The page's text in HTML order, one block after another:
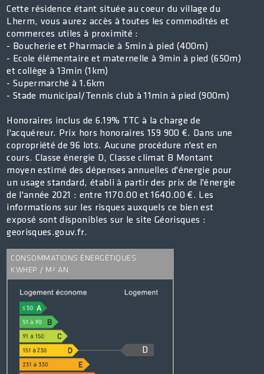
Cette résidence étant située au coeur du village du
Lherm, vous aurez accès à toutes les commodités et
commerces utiles à proximité :
- Boucherie et Pharmacie à 5min à pied (400m)
- Ecole élémentaire et maternelle à 9min à pied (650m)
et collège à 13min (1km)
- Supermarché à 1.6km
- Stade municipal/Tennis club à 11min à pied (900m)
Honoraires inclus de 6.19% TTC à la charge de
l'acquéreur. Prix hors honoraires 159 900 €. Dans une
copropriété de 96 lots. Aucune procédure n'est en
cours. Classe énergie D, Classe climat B Montant
moyen estimé des dépenses annuelles d'énergie pour
un usage standard, établi à partir des prix de l'énergie
de l'année 2021 : entre 1170.00 et 1640.00 €. Les
informations sur les risques auxquels ce bien est
exposé sont disponibles sur le site Géorisques :
georisques.gouv.fr.
CONSOMMATIONS ÉNERGÉTIQUES
KWHEP / M² AN
D